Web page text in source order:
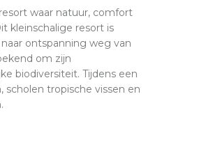
waar natuur, comfort
kleinschalige resort is
ontspanning weg van
om zijn
biodiversiteit. Tijdens een
scholen tropische vissen en